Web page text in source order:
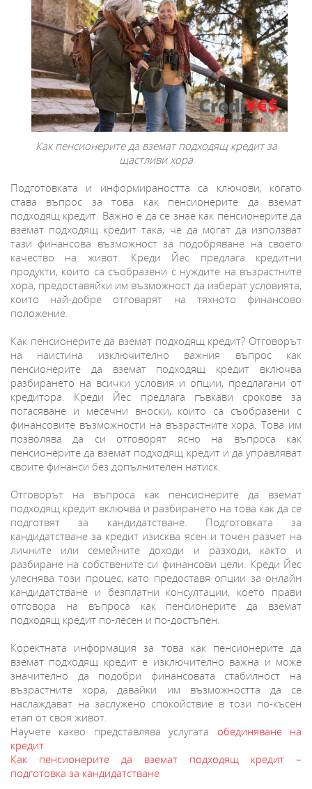
Как пенсионерите да вземат подходящ кредит за
щастливи хора
Подготовката и информираността са ключови, когато
става въпрос за това как пенсионерите да вземат
подходящ кредит. Важно е да се знае как пенсионерите да
вземат подходящ кредит така, че да могат да използват
тази финансова възможност за подобряване на своето
качество на живот. Креди Йес предлага кредитни
продукти, които са съобразени с нуждите на възрастните
хора, предоставяйки им възможност да изберат условията,
които най-добре отговарят на тяхното финансово
положение.
Как пенсионерите да вземат подходящ кредит? Отговорът
на наистина изключително важния въпрос как
пенсионерите да вземат подходящ кредит включва
разбирането на всички условия и опции, предлагани от
кредитора. Креди Йес предлага гъвкави срокове за
погасяване и месечни вноски, които са съобразени с
финансовите възможности на възрастните хора. Това им
позволява да си отговорят ясно на въпроса как
пенсионерите да вземат подходящ кредит и да управляват
своите финанси без допълнителен натиск.
Отговорът на въпроса как пенсионерите да вземат
подходящ кредит включва и разбирането на това как да се
подготвят за кандидатстване. Подготовката за
кандидатстване за кредит изисква ясен и точен разчет на
личните или семейните доходи и разходи, както и
разбиране на собствените си финансови цели. Креди Йес
улеснява този процес, като предоставя опции за онлайн
кандидатстване и безплатни консултации, което прави
отговора на въпроса как пенсионерите да вземат
подходящ кредит по-лесен и по-достъпен.
Коректната информация за това как пенсионерите да
вземат подходящ кредит е изключително важна и може
значително да подобри финансовата стабилност на
възрастните хора, давайки им възможността да се
наслаждават на заслужено спокойствие в този по-късен
етап от своя живот.
Научете какво представлява услугата обединяване на
кредит.
Как пенсионерите да вземат подходящ кредит –
подготовка за кандидатстване